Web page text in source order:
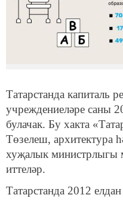
Татарстанда капиталь
учреждениеләре саны
булачак. Бу хакта
Төзелеш, архитектура
хуҗалык министрлыгы
иттеләр.
Татарстанда 2012